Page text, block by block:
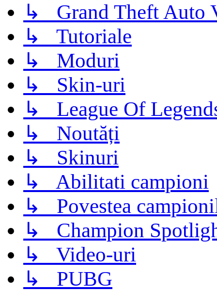
↳ Grand Theft Auto
↳ Tutoriale
↳ Moduri
↳ Skin-uri
↳ League Of
↳ Noutăți
↳ Skinuri
↳ Abilitati campioni
↳ Povestea
↳ Champion
↳ Video-uri
↳ PUBG